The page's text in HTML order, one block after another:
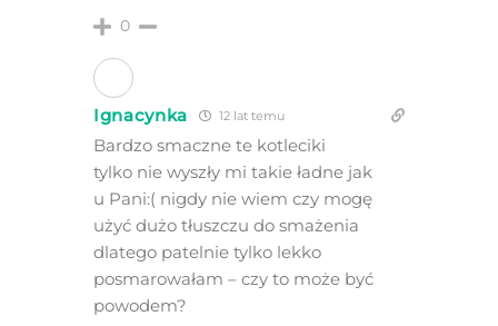
0
Ignacynka 12 lat temu
Bardzo smaczne te kotleciki
tylko nie wyszły mi takie ładne jak
u Pani:( nigdy nie wiem czy mogę
użyć dużo tłuszczu do smażenia
dlatego patelnie tylko lekko
posmarowałam – czy to może być
powodem?